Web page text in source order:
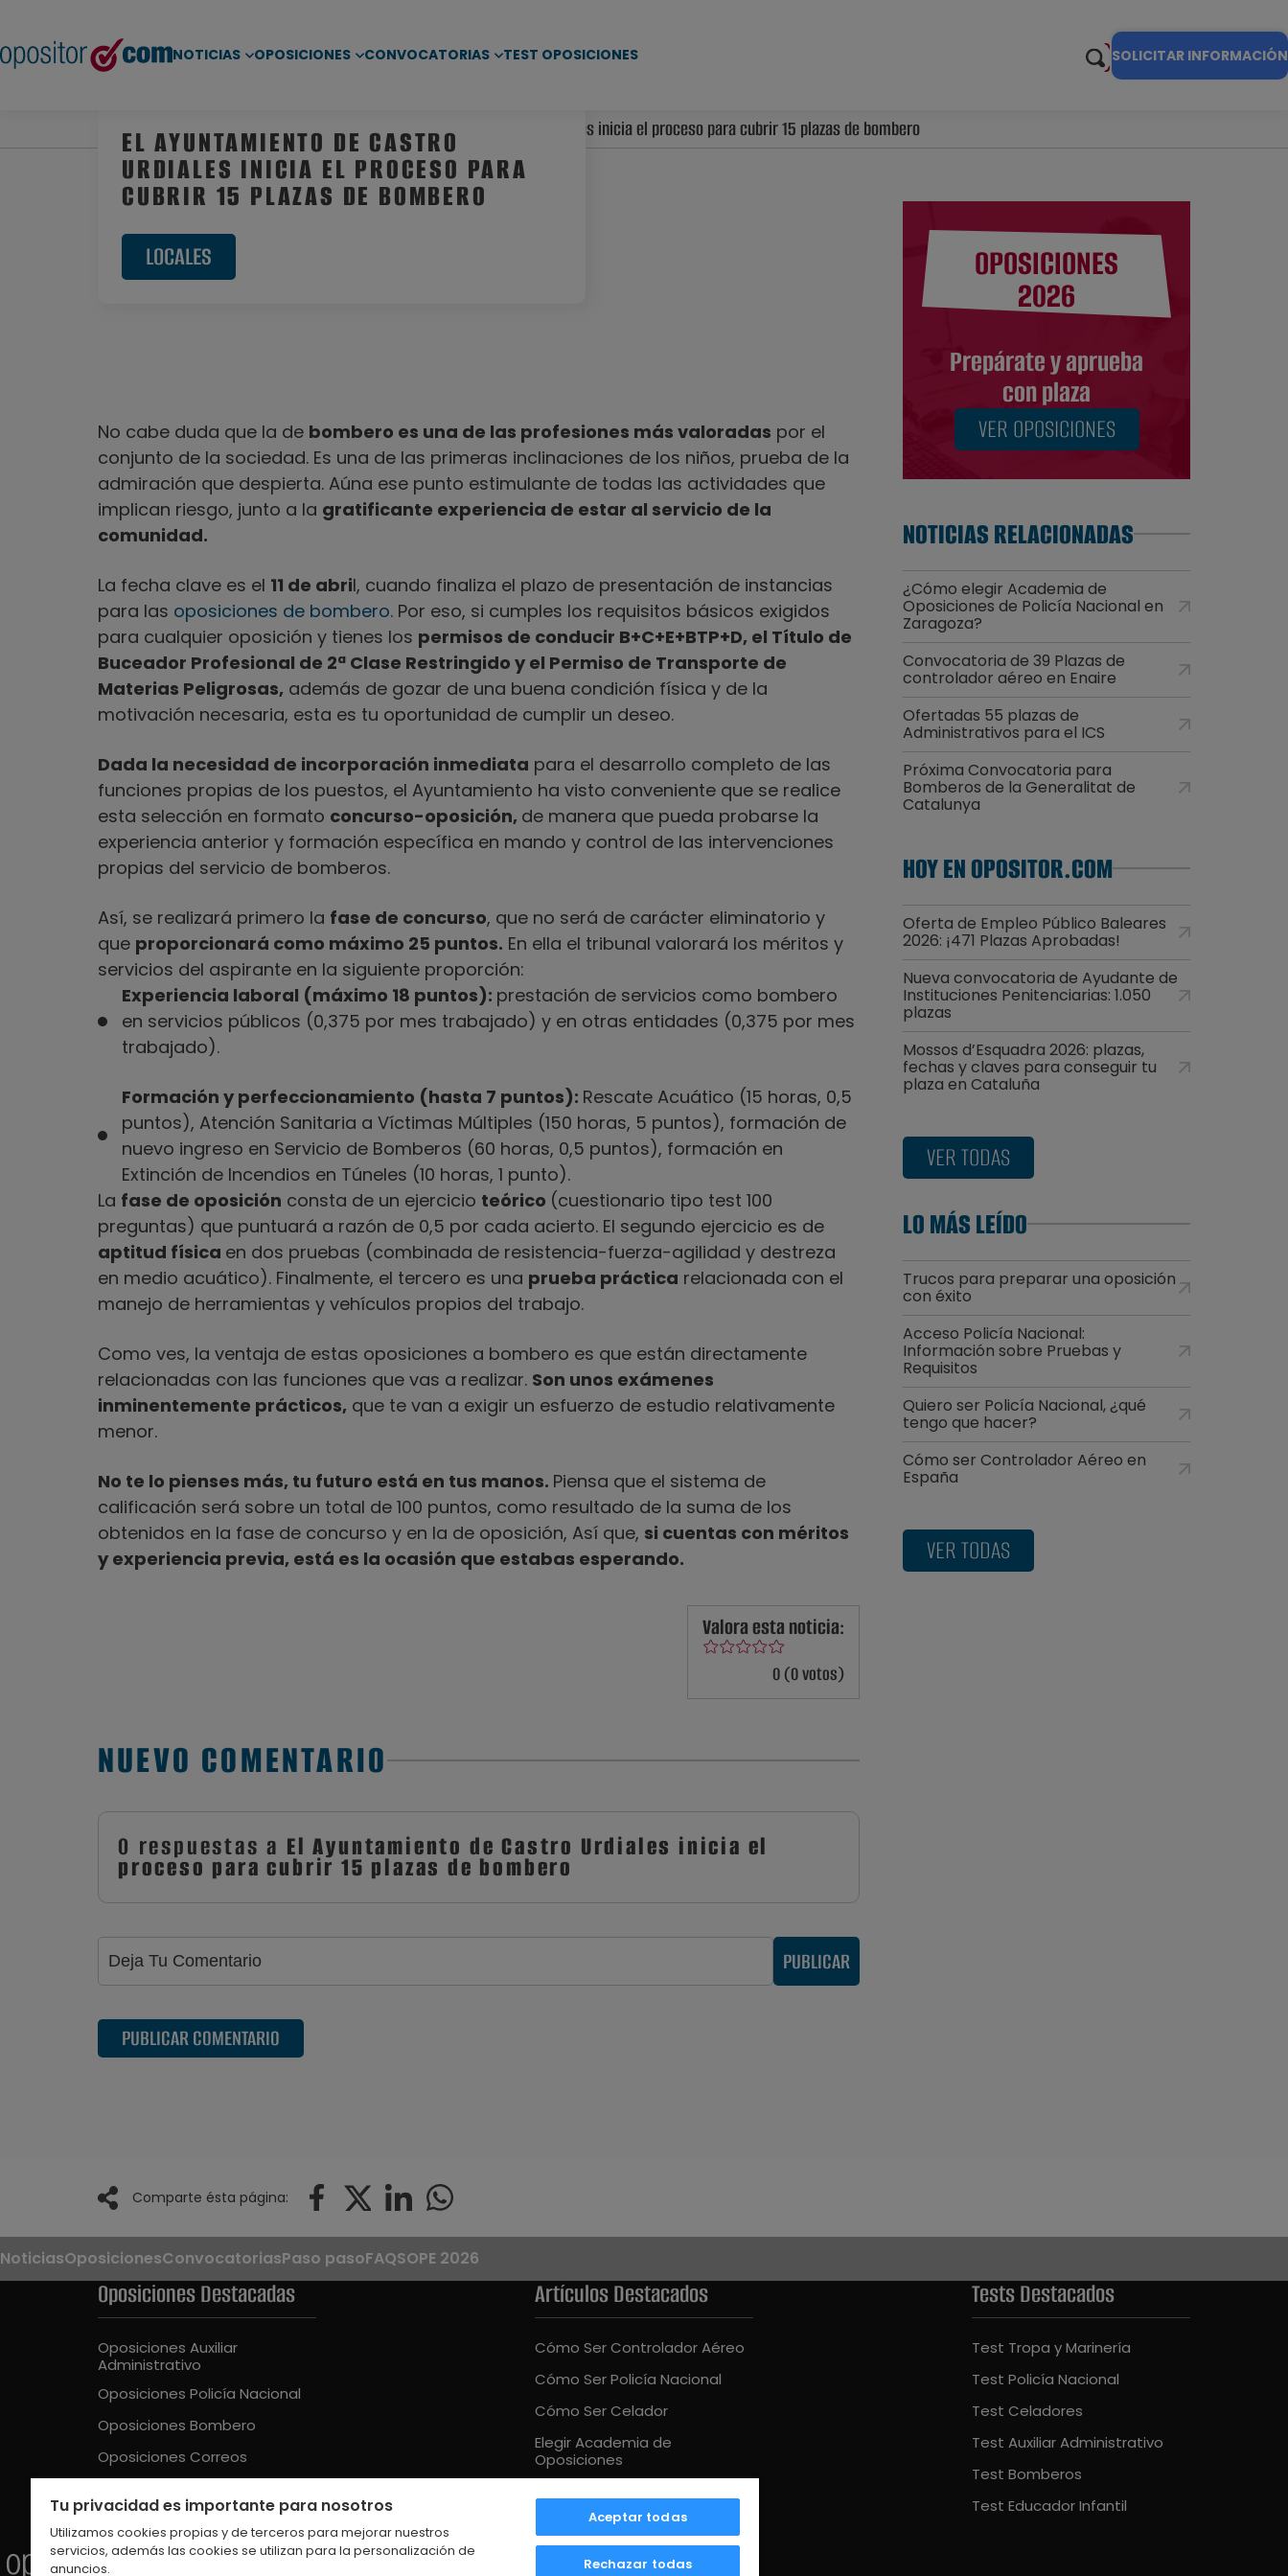
NOTICIAS OPOSICIONES CONVOCATORIAS TEST OPOSICIONES SOLICITAR INFORMACIÓN
Inicio/ Noticias/Oposiciones Locales/ El Ayuntamiento de Castro Urdiales inicia el proceso para cubrir 15 plazas de bombero
EL AYUNTAMIENTO DE CASTRO
URDIALES INICIA EL PROCESO PARA
CUBRIR 15 PLAZAS DE BOMBERO
LOCALES
No cabe duda que la de bombero es una de las profesiones más valoradas por el
conjunto de la sociedad. Es una de las primeras inclinaciones de los niños, prueba de la
admiración que despierta. Aúna ese punto estimulante de todas las actividades que
implican riesgo, junto a la gratificante experiencia de estar al servicio de la
comunidad.
La fecha clave es el 11 de abril, cuando finaliza el plazo de presentación de instancias
para las oposiciones de bombero. Por eso, si cumples los requisitos básicos exigidos
para cualquier oposición y tienes los permisos de conducir B+C+E+BTP+D, el Título de
Buceador Profesional de 2ª Clase Restringido y el Permiso de Transporte de
Materias Peligrosas, además de gozar de una buena condición física y de la
motivación necesaria, esta es tu oportunidad de cumplir un deseo.
Dada la necesidad de incorporación inmediata para el desarrollo completo de las
funciones propias de los puestos, el Ayuntamiento ha visto conveniente que se realice
esta selección en formato concurso-oposición, de manera que pueda probarse la
experiencia anterior y formación específica en mando y control de las intervenciones
propias del servicio de bomberos.
Así, se realizará primero la fase de concurso, que no será de carácter eliminatorio y
que proporcionará como máximo 25 puntos. En ella el tribunal valorará los méritos y
servicios del aspirante en la siguiente proporción:
Experiencia laboral (máximo 18 puntos): prestación de servicios como bombero
en servicios públicos (0,375 por mes trabajado) y en otras entidades (0,375 por mes
trabajado).
Formación y perfeccionamiento (hasta 7 puntos): Rescate Acuático (15 horas, 0,5
puntos), Atención Sanitaria a Víctimas Múltiples (150 horas, 5 puntos), formación de
nuevo ingreso en Servicio de Bomberos (60 horas, 0,5 puntos), formación en
Extinción de Incendios en Túneles (10 horas, 1 punto).
La fase de oposición consta de un ejercicio teórico (cuestionario tipo test 100
preguntas) que puntuará a razón de 0,5 por cada acierto. El segundo ejercicio es de
aptitud física en dos pruebas (combinada de resistencia-fuerza-agilidad y destreza
en medio acuático). Finalmente, el tercero es una prueba práctica relacionada con el
manejo de herramientas y vehículos propios del trabajo.
Como ves, la ventaja de estas oposiciones a bombero es que están directamente
relacionadas con las funciones que vas a realizar. Son unos exámenes
inminentemente prácticos, que te van a exigir un esfuerzo de estudio relativamente
menor.
No te lo pienses más, tu futuro está en tus manos. Piensa que el sistema de
calificación será sobre un total de 100 puntos, como resultado de la suma de los
obtenidos en la fase de concurso y en la de oposición, Así que, si cuentas con méritos
y experiencia previa, está es la ocasión que estabas esperando.
Valora esta noticia:
0 (0 votos)
NUEVO COMENTARIO
0 respuestas a El Ayuntamiento de Castro Urdiales inicia el
proceso para cubrir 15 plazas de bombero
PUBLICAR
PUBLICAR COMENTARIO
OPOSICIONES
2026
Prepárate y aprueba
con plaza
VER OPOSICIONES
NOTICIAS RELACIONADAS
¿Cómo elegir Academia de
Oposiciones de Policía Nacional en
Zaragoza?
Convocatoria de 39 Plazas de
controlador aéreo en Enaire
Ofertadas 55 plazas de
Administrativos para el ICS
Próxima Convocatoria para
Bomberos de la Generalitat de
Catalunya
HOY EN OPOSITOR.COM
Oferta de Empleo Público Baleares
2026: ¡471 Plazas Aprobadas!
Nueva convocatoria de Ayudante de
Instituciones Penitenciarias: 1.050
plazas
Mossos d’Esquadra 2026: plazas,
fechas y claves para conseguir tu
plaza en Cataluña
VER TODAS
LO MÁS LEÍDO
Trucos para preparar una oposición
con éxito
Acceso Policía Nacional:
Información sobre Pruebas y
Requisitos
Quiero ser Policía Nacional, ¿qué
tengo que hacer?
Cómo ser Controlador Aéreo en
España
VER TODAS
Comparte ésta página:
NoticiasOposicionesConvocatoriasPaso pasoFAQSOPE 2026
Oposiciones Destacadas
Oposiciones Auxiliar
Administrativo
Oposiciones Policía Nacional
Oposiciones Bombero
Oposiciones Correos
Oposiciones Educación Intantil
Artículos Destacados
Cómo Ser Controlador Aéreo
Cómo Ser Policía Nacional
Cómo Ser Celador
Elegir Academia de
Oposiciones
Mejor Academia Oposiciones
UE
Tests Destacados
Test Tropa y Marinería
Test Policía Nacional
Test Celadores
Test Auxiliar Administrativo
Test Bomberos
Test Educador Infantil
Tu privacidad es importante para nosotros
Utilizamos cookies propias y de terceros para mejorar nuestros
servicios, además las cookies se utilizan para la personalización de
anuncios.
Aceptar todas
Rechazar todas